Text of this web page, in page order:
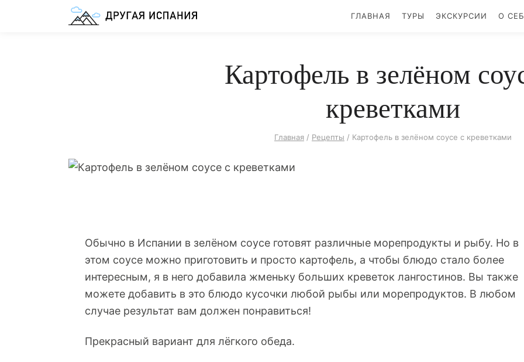
ГЛАВНАЯ ТУРЫ ЭКСКУРСИИ О
Картофель в зелёном
креветками
Главная / Рецепты / Картофель в зелёном соусе с креветками
Обычно в Испании в зелёном соусе готовят различные морепродукты и рыбу. Но в
этом соусе можно приготовить и просто картофель, а чтобы блюдо стало более
интересным, я в него добавила жменьку больших креветок лангостинов. Вы также
можете добавить в это блюдо кусочки любой рыбы или морепродуктов. В любом
случае результат вам должен понравиться!
Прекрасный вариант для лёгкого обеда.